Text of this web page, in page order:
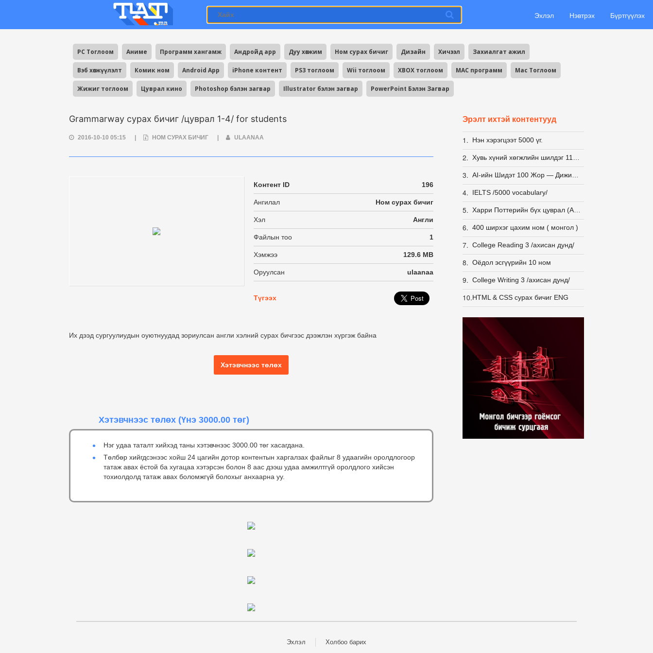
Эхлэл Нэвтрэх Бүртгүүлэх
PC Тоглоом Аниме Программ хангамж Андройд app Дуу хөгжим Ном сурах бичиг Дизайн Хичээл Захиалгат ажил
Вэб хөгжүүлэлт Комик ном Android App iPhone контент PS3 тоглоом Wii тоглоом XBOX тоглоом MAC программ Mac Тоглоом
Жижиг тоглоом Цуврал кино Photoshop бэлэн загвар Illustrator бэлэн загвар PowerPoint Бэлэн Загвар
Grammarway сурах бичиг /цуврал 1-4/ for students
2016-10-10 05:15 НОМ СУРАХ БИЧИГ ULAANAA
Контент ID 196
Ангилал Ном сурах бичиг
Хэл Англи
Файлын тоо 1
Хэмжээ 129.6 MB
Оруулсан ulaanaa
Түгээх
Их дээд сургуулиудын оуютнуудад зориулсан англи хэлний сурах бичгээс дээжлэн хүргэж байна
Хэтэвчнээс төлөх
Хэтэвчнээс төлөх (Үнэ 3000.00 төг)
Нэг удаа таталт хийхэд таны хэтэвчнээс 3000.00 төг хасагдана.
Төлбөр хийгдсэнээс хойш 24 цагийн дотор контентын харгалзах файлыг 8 удаагийн оролдлогоор
татаж авах ёстой ба хугацаа хэтэрсэн болон 8 аас дээш удаа амжилтгүй оролдлого хийсэн
тохиолдолд татаж авах боломжгүй болохыг анхаарна уу.
Эрэлт ихтэй контентууд
1. Нэн хэрэгцээт 5000 үг.
2.
3.
4. IELTS /5000 vocabulary/
5.
6. 400 ширхэг цахим ном ( монгол )
7. College Reading 3 /ахисан дунд/
8. Оёдол эсгүүрийн 10 ном
9. College Writing 3 /ахисан дунд/
10.HTML & CSS сурах бичиг ENG
Эхлэл Холбоо барих